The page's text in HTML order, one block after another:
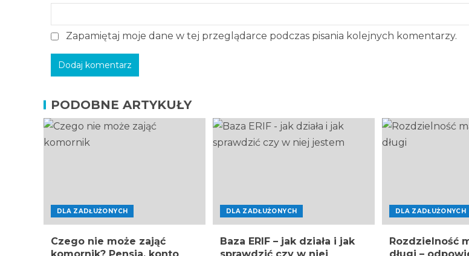
Zapamiętaj moje dane w tej przeglądarce podczas pisania kolejnych komentarzy.
PODOBNE ARTYKUŁY
DLA ZADŁUŻONYCH
Czego nie może zająć
DLA ZADŁUŻONYCH
Baza ERIF – jak działa i jak
DLA ZADŁUŻONYCH
Rozdzielność